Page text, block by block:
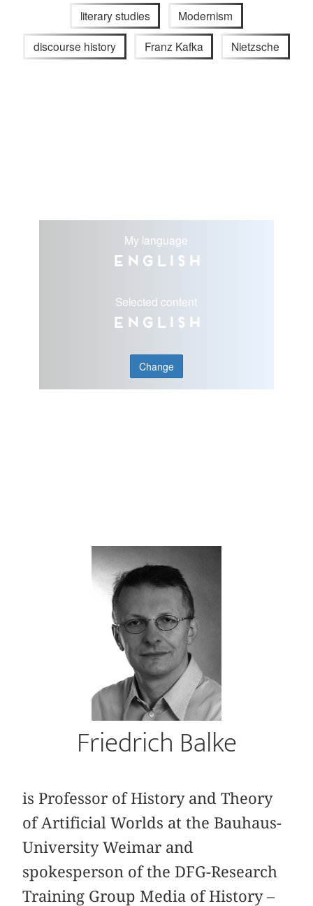
literary studies Modernism
discourse history Franz Kafka Nietzsche
My language
English
Selected content
English
Change
Friedrich Balke
is Professor of History and Theory
of Artificial Worlds at the Bauhaus-
University Weimar and
spokesperson of the DFG-Research
Training Group Media of History –